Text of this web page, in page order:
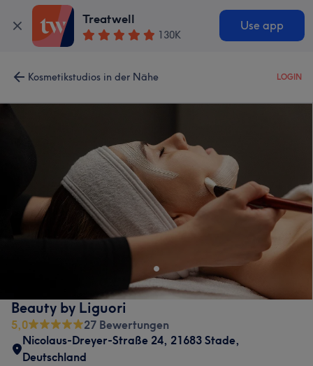
Treatwell
130K
Use app
Kosmetikstudios in der Nähe LOGIN
Beauty by Liguori
5,0
27 Bewertungen
Nicolaus-Dreyer-Straße 24, 21683 Stade,
Deutschland